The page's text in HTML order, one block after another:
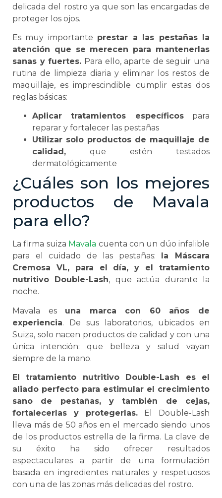
delicada del rostro ya que son las encargadas de
proteger los ojos.
Es muy importante prestar a las pestañas la
atención que se merecen para mantenerlas
sanas y fuertes. Para ello, aparte de seguir una
rutina de limpieza diaria y eliminar los restos de
maquillaje, es imprescindible cumplir estas dos
reglas básicas:
Aplicar tratamientos específicospara
reparar y fortalecer las pestañas
Utilizar solo productos de maquillaje de
calidad, que estén testados
dermatológicamente
¿Cuáles son los mejores
productos de Mavala
para ello?
La firma suiza Mavala cuenta con un dúo infalible
para el cuidado de las pestañas:
la Máscara
Cremosa VL, para el día, y el tratamiento
nutritivo Double-Lash, que actúa durante la
noche.
Mavala es una marca con 60 años de
experiencia. De sus laboratorios, ubicados en
Suiza, solo nacen productos de calidad y con una
única intención: que belleza y salud vayan
siempre de la mano.
El tratamiento nutritivo Double-Lash es el
aliado perfecto para estimular el crecimiento
sano de pestañas, y también de cejas,
fortalecerlas y protegerlas. El Double-Lash
lleva más de 50 años en el mercado siendo unos
de los productos estrella de la firma. La clave de
su éxito ha sido ofrecer resultados
espectaculares a partir de una formulación
basada en ingredientes naturales y respetuosos
con una de las zonas más delicadas del rostro.